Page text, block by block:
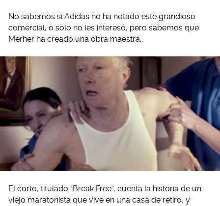
No sabemos si Adidas no ha notado este grandioso
comercial, o sólo no les interesó, pero sabemos que
Merher ha creado una obra maestra..
El corto, titulado “Break Free”, cuenta la historia de un
viejo maratonista que vive en una casa de retiro, y